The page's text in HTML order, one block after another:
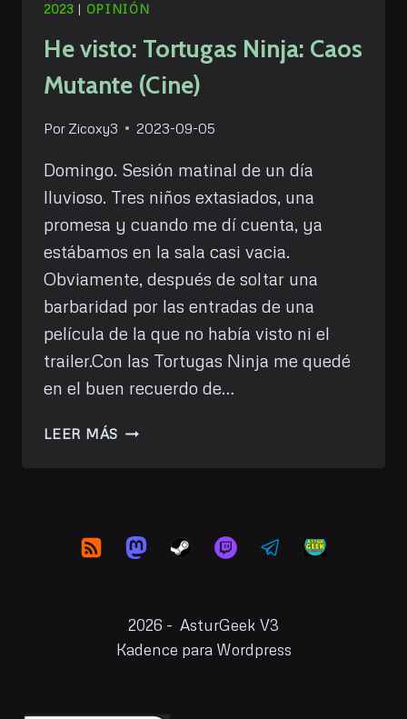
2023 | OPINIÓN
He visto: Tortugas Ninja: Caos
Mutante (Cine)
Por Zicoxy3 2023-09-05
Domingo. Sesión matinal de un día
lluvioso. Tres niños extasiados, una
promesa y cuando me dí cuenta, ya
estábamos en la sala casi vacia.
Obviamente, después de soltar una
barbaridad por las entradas de una
película de la que no había visto ni el
trailer.Con las Tortugas Ninja me quedé
en el buen recuerdo de…
LEER MÁS HE
MUTANTE
(CINE)
2026 - AsturGeek V3
Kadence para Wordpress